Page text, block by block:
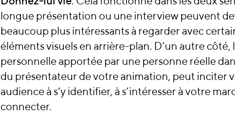
longue présentation ou une interview peuvent
beaucoup plus intéressants à regarder avec
éléments visuels en arrière-plan. D’un autre côté,
personnelle apportée par une personne réelle
du présentateur de votre animation, peut inciter
audience à s’y identifier, à s’intéresser à votre
connecter.